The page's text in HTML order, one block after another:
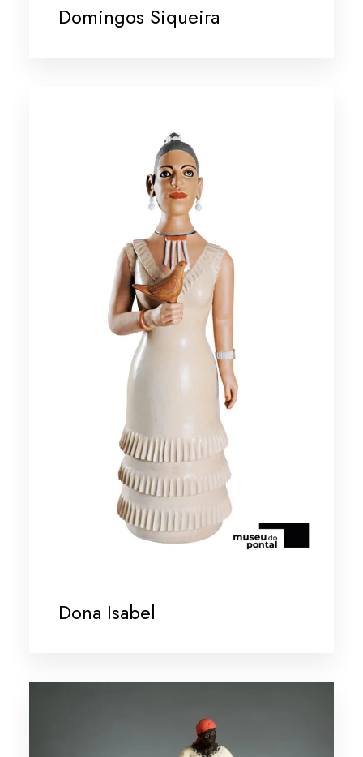
Domingos Siqueira
Dona Isabel